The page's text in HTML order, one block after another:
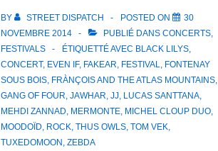
BY STREET DISPATCH POSTED ON
30
NOVEMBRE 2014
PUBLIÉ DANS CONCERTS,
FESTIVALS
ÉTIQUETTÉ AVEC BLACK LILYS,
CONCERT, EVEN IF, FAKEAR, FESTIVAL, FONTENAY
SOUS BOIS, FRÀNÇOIS AND THE ATLAS MOUNTAINS,
GANG OF FOUR, JAWHAR, JJ, LUCAS SANTTANA,
MEHDI ZANNAD, MERMONTE, MICHEL CLOUP DUO,
MOODOÏD, ROCK, THUS OWLS, TOM VEK,
TUXEDOMOON , ZEBDA